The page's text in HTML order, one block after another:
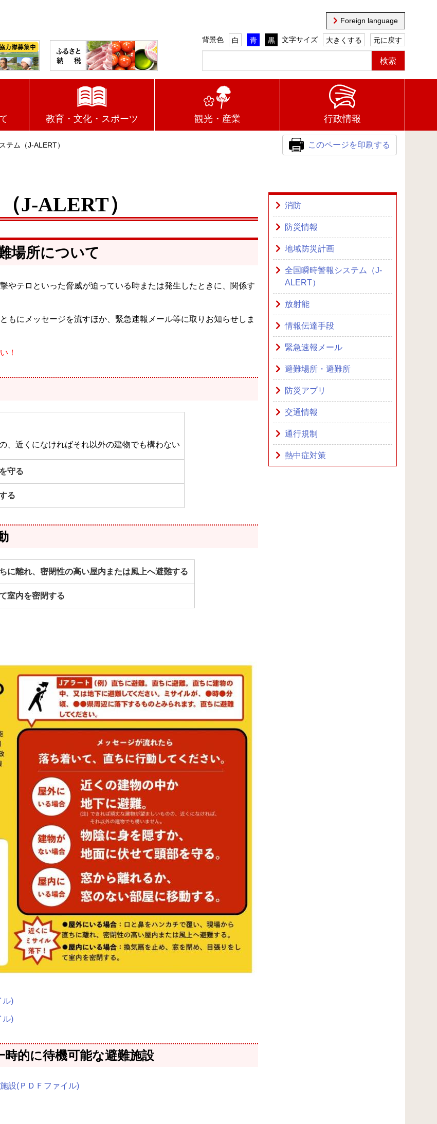
Foreign language
背景色 白 青 黒 文字サイズ 大きくする 元に戻す
教育・文化・スポーツ 観光・産業 行政情報
テム（J-ALERT） このページを印刷する
J-ALERT）
場所について
やテロといった脅威が迫っている時または発生したときに、関係す
もにメッセージを流すほか、緊急速報メール等に取りお知らせしま
！
、近くになければそれ以外の建物でも構わない
守る
る
に離れ、密閉性の高い屋内または風上へ避難する
室内を密閉する
ル)
ル)
的に待機可能な避難施設
設(ＰＤＦファイル)
消防
防災情報
地域防災計画
全国瞬時警報システム（J-
ALERT）
放射能
情報伝達手段
緊急速報メール
避難場所・避難所
防災アプリ
交通情報
通行規制
熱中症対策